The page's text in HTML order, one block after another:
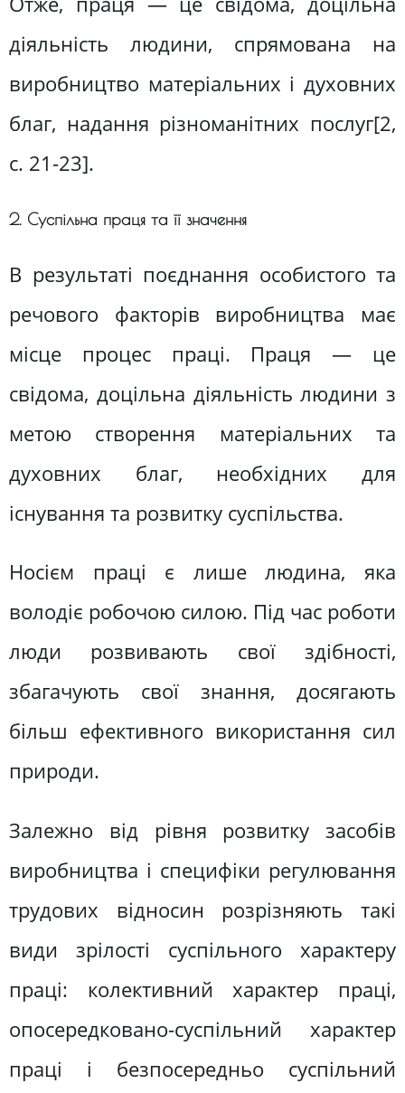
діяльність людини, спрямована на
виробництво матеріальних і духовних
благ, надання різноманітних послуг[2,
c. 21-23].
2. Суспільна праця та її значення
В результаті поєднання особистого та
речового факторів виробництва має
місце процес праці. Праця — це
свідома, доцільна діяльність людини з
метою створення матеріальних та
духовних благ, необхідних для
існування та розвитку суспільства.
Носієм праці є лише людина, яка
володіє робочою силою. Під час роботи
люди розвивають свої здібності,
збагачують свої знання, досягають
більш ефективного використання сил
природи.
Залежно від рівня розвитку засобів
виробництва і специфіки регулювання
трудових відносин розрізняють такі
види зрілості суспільного характеру
праці: колективний характер праці,
опосередковано-суспільний характер
праці і безпосередньо суспільний